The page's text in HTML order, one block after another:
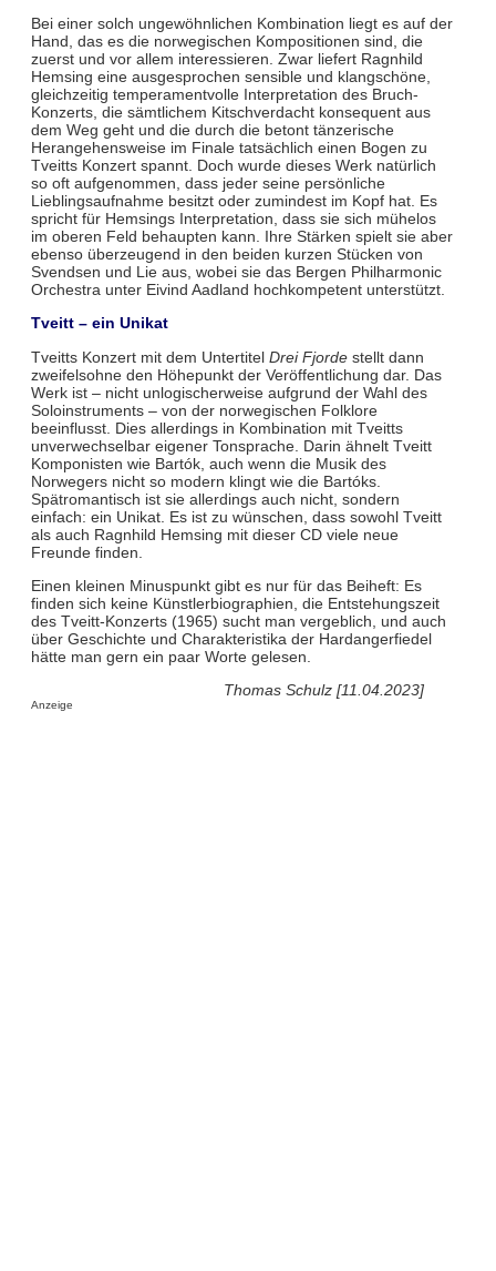
Bei einer solch ungewöhnlichen Kombination liegt es auf der
Hand, das es die norwegischen Kompositionen sind, die
zuerst und vor allem interessieren. Zwar liefert Ragnhild
Hemsing eine ausgesprochen sensible und klangschöne,
gleichzeitig temperamentvolle Interpretation des Bruch-
Konzerts, die sämtlichem Kitschverdacht konsequent aus
dem Weg geht und die durch die betont tänzerische
Herangehensweise im Finale tatsächlich einen Bogen zu
Tveitts Konzert spannt. Doch wurde dieses Werk natürlich
so oft aufgenommen, dass jeder seine persönliche
Lieblingsaufnahme besitzt oder zumindest im Kopf hat. Es
spricht für Hemsings Interpretation, dass sie sich mühelos
im oberen Feld behaupten kann. Ihre Stärken spielt sie aber
ebenso überzeugend in den beiden kurzen Stücken von
Svendsen und Lie aus, wobei sie das Bergen Philharmonic
Orchestra unter Eivind Aadland hochkompetent unterstützt.
Tveitt – ein Unikat
Tveitts Konzert mit dem Untertitel Drei Fjordestellt dann
zweifelsohne den Höhepunkt der Veröffentlichung dar. Das
Werk ist – nicht unlogischerweise aufgrund der Wahl des
Soloinstruments – von der norwegischen Folklore
beeinflusst. Dies allerdings in Kombination mit Tveitts
unverwechselbar eigener Tonsprache. Darin ähnelt Tveitt
Komponisten wie Bartók, auch wenn die Musik des
Norwegers nicht so modern klingt wie die Bartóks.
Spätromantisch ist sie allerdings auch nicht, sondern
einfach: ein Unikat. Es ist zu wünschen, dass sowohl Tveitt
als auch Ragnhild Hemsing mit dieser CD viele neue
Freunde finden.
Einen kleinen Minuspunkt gibt es nur für das Beiheft: Es
finden sich keine Künstlerbiographien, die Entstehungszeit
des Tveitt-Konzerts (1965) sucht man vergeblich, und auch
über Geschichte und Charakteristika der Hardangerfiedel
hätte man gern ein paar Worte gelesen.
Thomas Schulz [11.04.2023]
Anzeige